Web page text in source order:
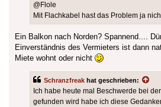
@Flole
Mit Flachkabel hast das Problem ja
Ein Balkon nach Norden? Spannend....
Einverständnis des Vermieters ist dann
Miete wohnt oder nicht
Schranzfreak hat geschrieben:
Ich habe heute mal Beschwerde bei
gefunden wird habe ich diese